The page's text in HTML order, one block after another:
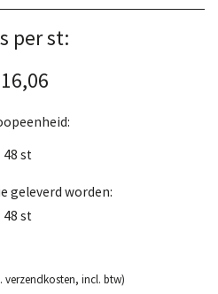
per st:
48 st
geleverd worden:
48 st
verzendkosten, incl. btw)